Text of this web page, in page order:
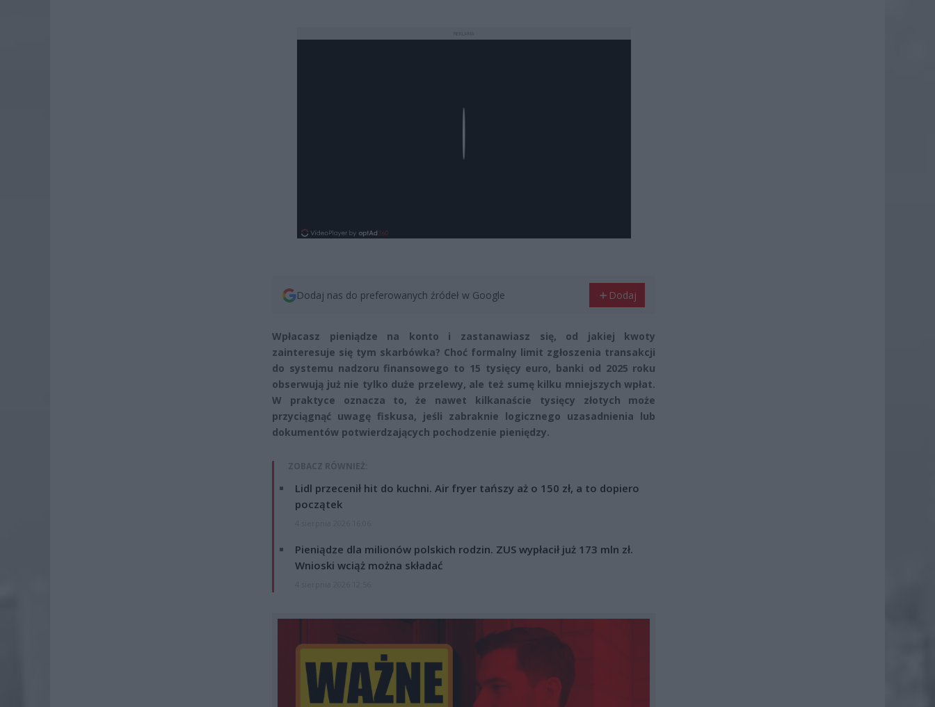
Dodaj nas do preferowanych źródeł w Google Dodaj
Wpłacasz pieniądze na konto i zastanawiasz się, od jakiej kwoty
zainteresuje się tym skarbówka? Choć formalny limit zgłoszenia transakcji
do systemu nadzoru finansowego to 15 tysięcy euro, banki od 2025 roku
obserwują już nie tylko duże przelewy, ale też sumę kilku mniejszych wpłat.
W praktyce oznacza to, że nawet kilkanaście tysięcy złotych może
przyciągnąć uwagę fiskusa, jeśli zabraknie logicznego uzasadnienia lub
dokumentów potwierdzających pochodzenie pieniędzy.
ZOBACZ RÓWNIEŻ:
Lidl przecenił hit do kuchni. Air fryer tańszy aż o 150 zł, a to dopiero
początek
Pieniądze dla milionów polskich rodzin. ZUS wypłacił już 173 mln zł.
Wnioski wciąż można składać